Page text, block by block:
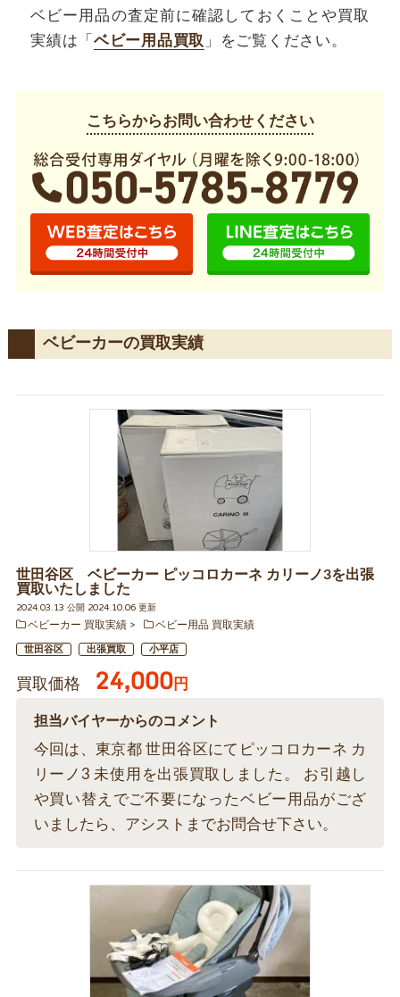
ベビー用品の査定前に確認しておくことや買取
実績は「 ベビー用品買取 」をご覧ください。
こちらからお問い合わせください
ベビーカーの買取実績
世田谷区 ベビーカー ピッコロカーネ カリーノ3を出張
買取いたしました
2024.03.13 公開 2024.10.06 更新
ベビーカー 買取実績
ベビー用品 買取実績
世田谷区 出張買取 小平店
買取価格 24,000円
担当バイヤーからのコメント
今回は、東京都 世田谷区にてピッコロカーネ カ
リーノ3 未使用を出張買取しました。 お引越し
や買い替えでご不要になったベビー用品がござ
いましたら、アシストまでお問合せ下さい。